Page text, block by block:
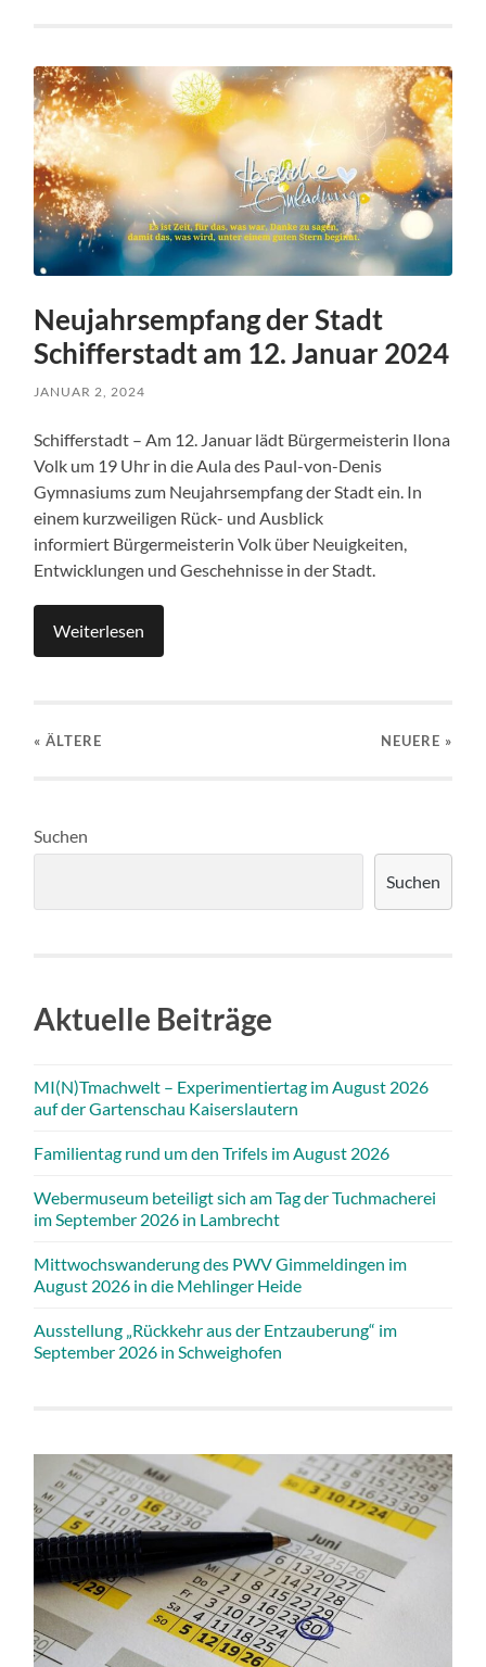
Neujahrsempfang der Stadt
Schifferstadt am 12. Januar 2024
JANUAR 2, 2024
Schifferstadt – Am 12. Januar lädt Bürgermeisterin Ilona
Volk um 19 Uhr in die Aula des Paul-von-Denis
Gymnasiums zum Neujahrsempfang der Stadt ein. In
einem kurzweiligen Rück- und Ausblick
informiert Bürgermeisterin Volk über Neuigkeiten,
Entwicklungen und Geschehnisse in der Stadt.
Weiterlesen
« ÄLTERE NEUERE »
Suchen
Suchen
Aktuelle Beiträge
MI(N)Tmachwelt – Experimentiertag im August 2026
auf der Gartenschau Kaiserslautern
Familientag rund um den Trifels im August 2026
Webermuseum beteiligt sich am Tag der Tuchmacherei
im September 2026 in Lambrecht
Mittwochswanderung des PWV Gimmeldingen im
August 2026 in die Mehlinger Heide
Ausstellung „Rückkehr aus der Entzauberung“ im
September 2026 in Schweighofen